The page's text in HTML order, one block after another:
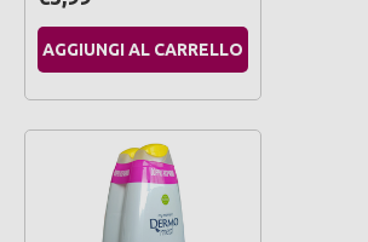
AGGIUNGI AL CARRELLO